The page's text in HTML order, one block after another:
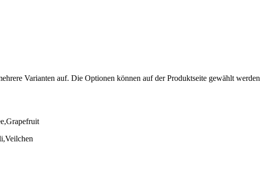
Varianten auf. Die Optionen können auf der Produktseite gewählt werden